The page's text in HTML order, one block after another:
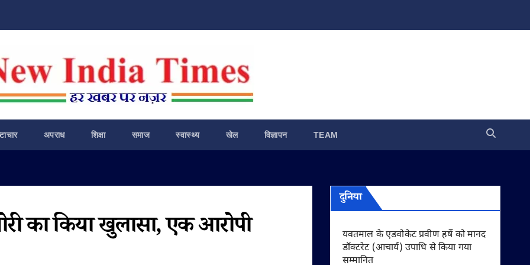
अपराध शिक्षा समाज स्वास्थ्य खेल विज्ञापन TEAM
का किया खुलासा, एक आरोपी
दुनिया
यवतमाल के एडवोकेट प्रवीण हर्षे को मानद
डॉक्टरेट (आचार्य) उपाधि से किया गया
सम्मानित